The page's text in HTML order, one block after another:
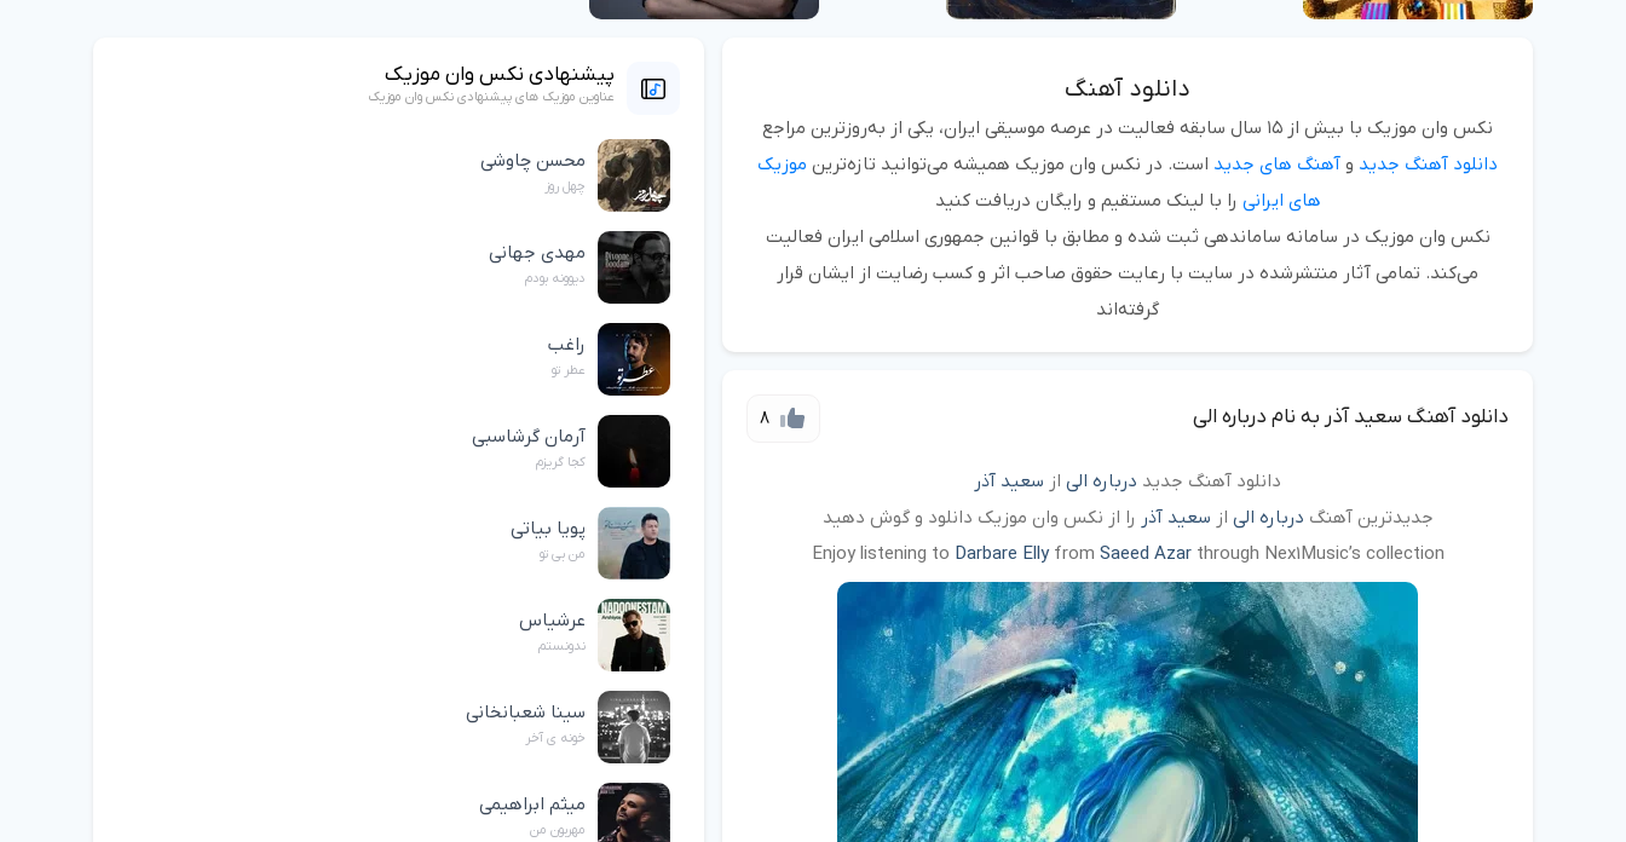
دانلود آهنگ
نکس وان موزیک با بیش از ۱۵ سال سابقه فعالیت
در عرصه موسیقی ایران، یکی از به‌روزترین مراجع
دانلود آهنگ جدید و آهنگ های جدید است. در نکس وان موزیک همیشه می‌توانید تازه‌ترین موزیک
های ایرانی را با لینک مستقیم و رایگان دریافت کنید
نکس وان موزیک در سامانه ساماندهی ثبت شده و مطابق با قوانین جمهوری اسلامی ایران فعالیت
می‌کند. تمامی آثار منتشرشده در سایت با رعایت حقوق صاحب اثر و کسب رضایت از ایشان قرار
گرفته‌اند
8 دانلود آهنگ سعید آذر به نام درباره الی
دانلود آهنگ جدید درباره الی از سعید آذر
جدیدترین آهنگ درباره الی از سعید آذر را از نکس وان موزیک دانلود و گوش دهید
Enjoy listening to Darbare Elly from Saeed Azar through Nex1Music’s collection
پیشنهادی نکس وان موزیک
عناوین موزیک های پیشنهادی نکس وان موزیک
محسن چاوشی
چهل روز
مهدی جهانی
دیوونه بودم
راغب
عطر تو
آرمان گرشاسبی
کجا گریزم
پویا بیاتی
من بی تو
عرشیاس
ندونستم
سینا شعبانخانی
خونه ی آخر
میثم ابراهیمی
مهربون من